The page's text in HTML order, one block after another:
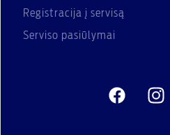
Registracija į servisą
Serviso pasiūlymai